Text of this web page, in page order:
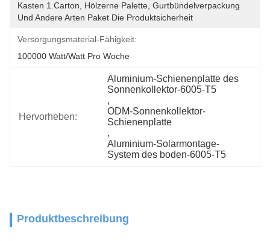
Kasten 1.Carton, Hölzerne Palette, Gurtbündelverpackung
Und Andere Arten Paket Die Produktsicherheit
Versorgungsmaterial-Fähigkeit:
100000 Watt/Watt Pro Woche
Hervorheben:
Aluminium-Schienenplatte des
Sonnenkollektor-6005-T5
,
ODM-Sonnenkollektor-
Schienenplatte
,
Aluminium-Solarmontage-
System des boden-6005-T5
Produktbeschreibung